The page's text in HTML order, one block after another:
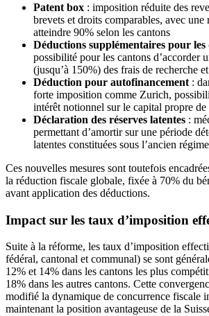
Patent box : imposition réduite des
brevets et droits comparables, avec
atteindre 90% selon les cantons
Déductions supplémentaires pour les
possibilité pour les cantons d’accorder
(jusqu’à 150%) des frais de recherche
Déduction pour autofinancement :
forte imposition comme Zurich,
intérêt notionnel sur le capital propre de
Déclaration des réserves latentes :
permettant d’amortir sur une période
latentes constituées sous l’ancien régime
Ces nouvelles mesures sont toutefois
la réduction fiscale globale, fixée à 70% du
avant application des déductions.
Impact sur les taux d’imposition
Suite à la réforme, les taux d’imposition
fédéral, cantonal et communal) se sont
12% et 14% dans les cantons les plus
18% dans les autres cantons. Cette
modifié la dynamique de concurrence fiscale
maintenant la position avantageuse de la